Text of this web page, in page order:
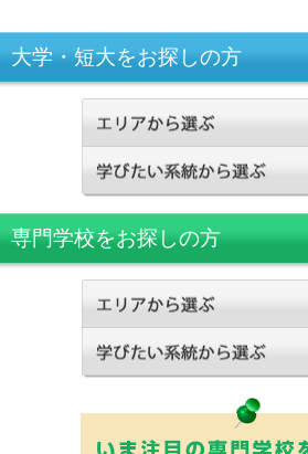
大学・短大をお探しの方
専門学校をお探しの方